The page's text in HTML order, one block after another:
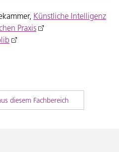
Künstliche Intelligenz
Praxis
diesem Fachbereich